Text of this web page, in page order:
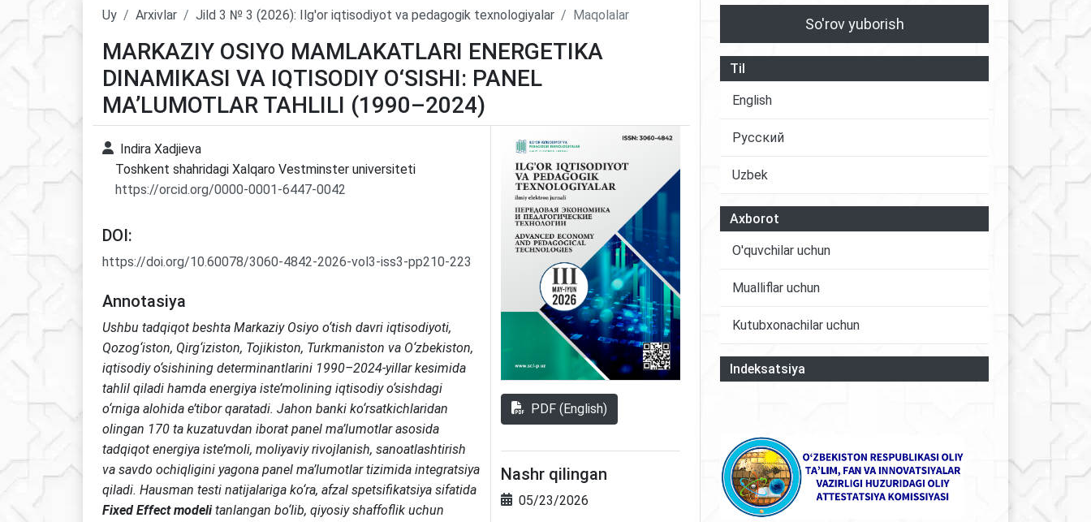
Uy Arxivlar Jild 3 № 3 (2026): Ilg'or iqtisodiyot va pedagogik texnologiyalar Maqolalar
MARKAZIY OSIYO MAMLAKATLARI ENERGETIKA
DINAMIKASI VA IQTISODIY O‘SISHI: PANEL
MA’LUMOTLAR TAHLILI (1990–2024)
Indira Xadjieva
Toshkent shahridagi Xalqaro Vestminster universiteti
https://orcid.org/0000-0001-6447-0042
DOI:
https://doi.org/10.60078/3060-4842-2026-vol3-iss3-pp210-223
Annotasiya
Ushbu tadqiqot beshta Markaziy Osiyo o‘tish davri iqtisodiyoti,
Qozog‘iston, Qirg‘iziston, Tojikiston, Turkmaniston va O‘zbekiston,
iqtisodiy o‘sishining determinantlarini 1990–2024-yillar kesimida
tahlil qiladi hamda energiya iste’molining iqtisodiy o‘sishdagi
o‘rniga alohida e’tibor qaratadi. Jahon banki ko‘rsatkichlaridan
olingan 170 ta kuzatuvdan iborat panel ma’lumotlar asosida
tadqiqot energiya iste’moli, moliyaviy rivojlanish, sanoatlashtirish
va savdo ochiqligini yagona panel ma’lumotlar tizimida integratsiya
qiladi. Hausman testi natijalariga ko‘ra, afzal spetsifikatsiya sifatida
Fixed Effect modelitanlangan bo‘lib, qiyosiy shaffoflik uchun
PDF (English)
Nashr qilingan
05/23/2026
So'rov yuborish
Til
English
Русский
Uzbek
Axborot
O'quvchilar uchun
Mualliflar uchun
Kutubxonachilar uchun
Indeksatsiya